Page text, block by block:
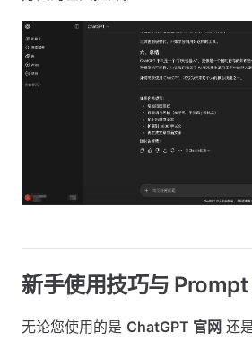
新手使用技巧与 Prompt
无论您使用的是 ChatGPT 官网 还